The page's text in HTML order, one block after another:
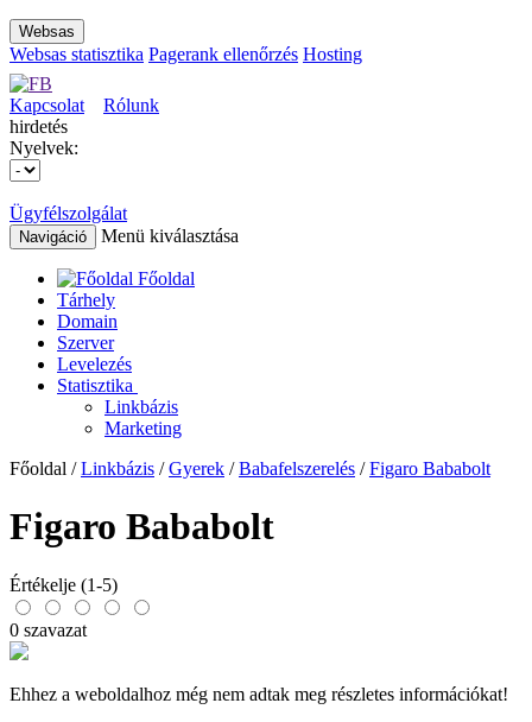
Websas
Websas statisztika Pagerank ellenőrzés Hosting
Kapcsolat
Rólunk
hirdetés
Nyelvek:
Ügyfélszolgálat
Navigáció Menü kiválasztása
Főoldal
Tárhely
Domain
Szerver
Levelezés
Statisztika
Linkbázis
Marketing
Főoldal /Linkbázis /Gyerek /Babafelszerelés /Figaro Bababolt
Figaro Bababolt
Értékelje (1-5)
0 szavazat
Ehhez a weboldalhoz még nem adtak meg részletes információkat!